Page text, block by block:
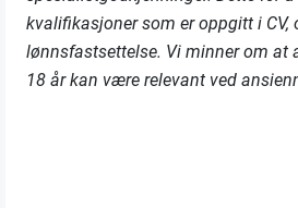
kvalifikasjoner som er oppgitt i CV,
lønnsfastsettelse. Vi minner om at
18 år kan være relevant ved